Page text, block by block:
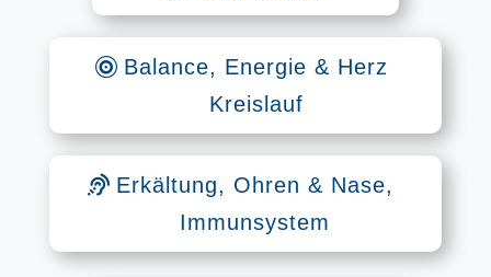
Balance, Energie & Herz
Kreislauf
Erkältung, Ohren & Nase,
Immunsystem